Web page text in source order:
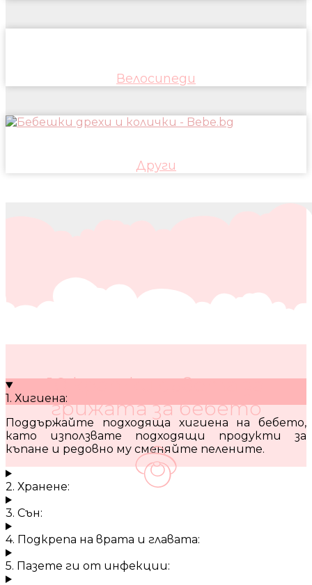
Велосипеди
Други
10 кратки съвета за
грижата за бебето
1. Хигиена:
Поддържайте подходяща хигиена на бебето,
като използвате подходящи продукти за
къпане и редовно му сменяйте пелените.
2. Хранене:
3. Сън:
4. Подкрепа на врата и главата:
5. Пазете ги от инфекции: